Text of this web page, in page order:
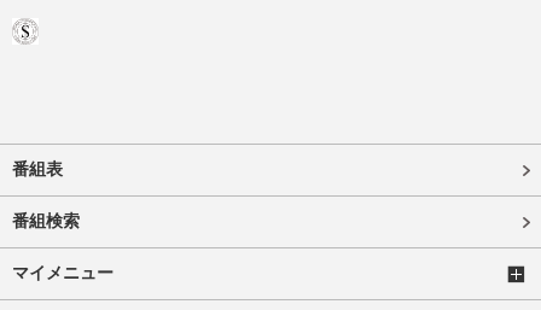
番組表
番組検索
マイメニュー